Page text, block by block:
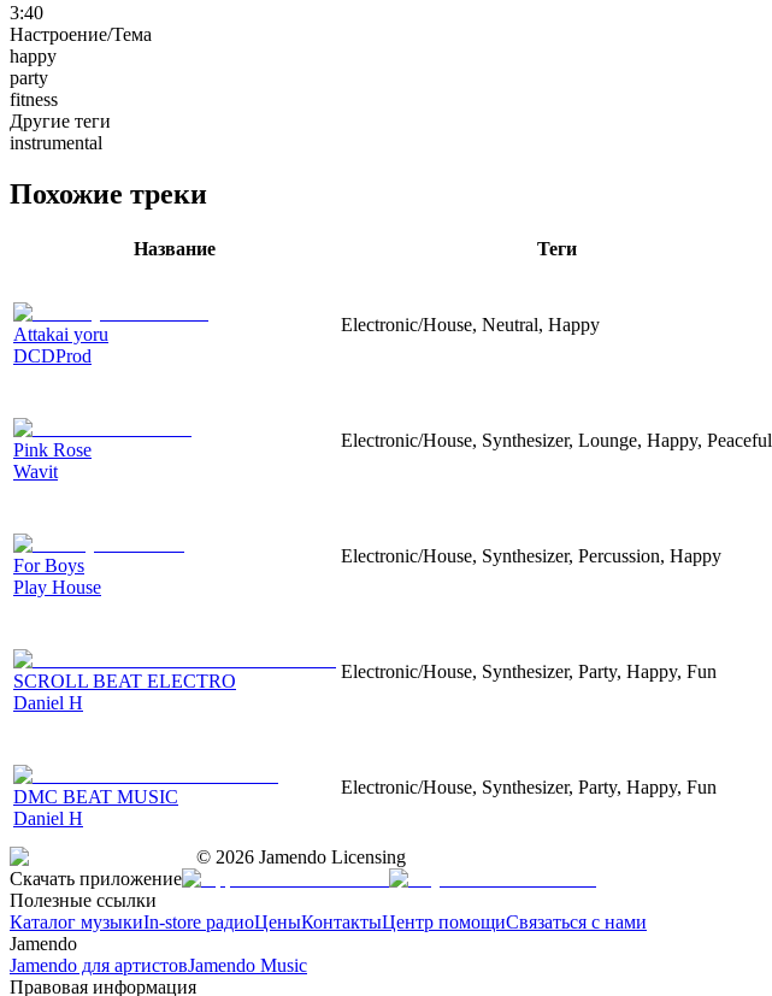
3:40
Настроение/Тема
happy
party
fitness
Другие теги
instrumental
Похожие треки
Название Теги
Attakai yoru
DCDProd
Electronic/House, Neutral, Happy
Pink Rose
Wavit
Electronic/House, Synthesizer, Lounge, Happy, Peaceful
For Boys
Play House
Electronic/House, Synthesizer, Percussion, Happy
SCROLL BEAT ELECTRO
Daniel H
Electronic/House, Synthesizer, Party, Happy, Fun
DMC BEAT MUSIC
Daniel H
Electronic/House, Synthesizer, Party, Happy, Fun
© 2026 Jamendo Licensing
Скачать приложение
Полезные ссылки
Каталог музыкиIn-store радиоЦеныКонтактыЦентр помощиСвязаться с нами
Jamendo
Jamendo для артистовJamendo Music
Правовая информация